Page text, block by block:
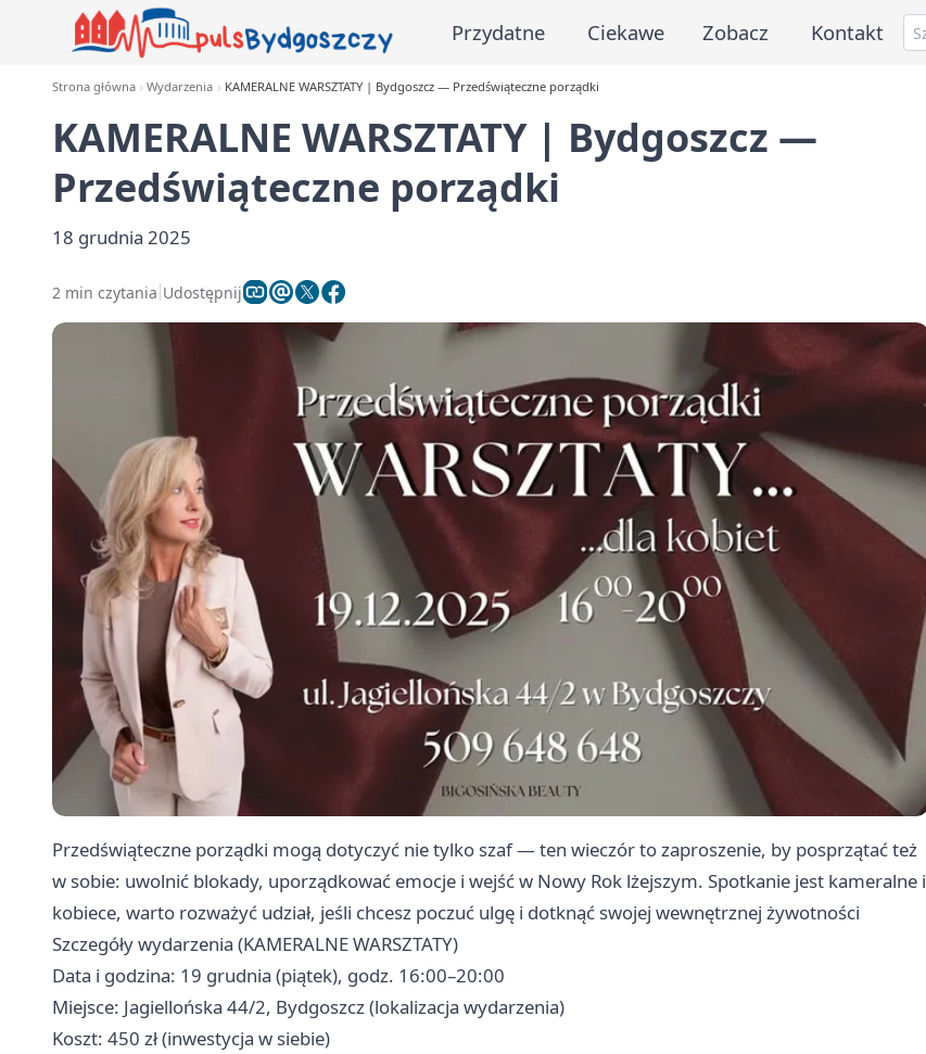
Przydatne Ciekawe Zobacz Kontakt
Strona główna Wydarzenia KAMERALNE WARSZTATY | Bydgoszcz — Przedświąteczne porządki
KAMERALNE WARSZTATY | Bydgoszcz —
Przedświąteczne porządki
18 grudnia 2025
2 min czytania Udostępnij
Przedświąteczne porządki mogą dotyczyć nie tylko szaf — ten wieczór to zaproszenie, by posprzątać też
w sobie: uwolnić blokady, uporządkować emocje i wejść w Nowy Rok lżejszym. Spotkanie jest kameralne i
kobiece, warto rozważyć udział, jeśli chcesz poczuć ulgę i dotknąć swojej wewnętrznej żywotności
Szczegóły wydarzenia (KAMERALNE WARSZTATY)
Data i godzina: 19 grudnia (piątek), godz. 16:00–20:00
Miejsce: Jagiellońska 44/2, Bydgoszcz (lokalizacja wydarzenia)
Koszt: 450 zł (inwestycja w siebie)